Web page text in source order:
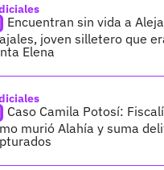
Encuentran sin vida a
joven silletero que
Elena
Caso Camila Potosí:
murió Alahía y suma